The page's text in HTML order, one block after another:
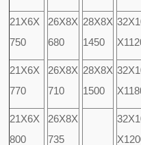
21X6X
750
26X8X
680
28X8X
1450
21X6X
770
26X8X
710
28X8X
1500
21X6X
800
26X8X
735